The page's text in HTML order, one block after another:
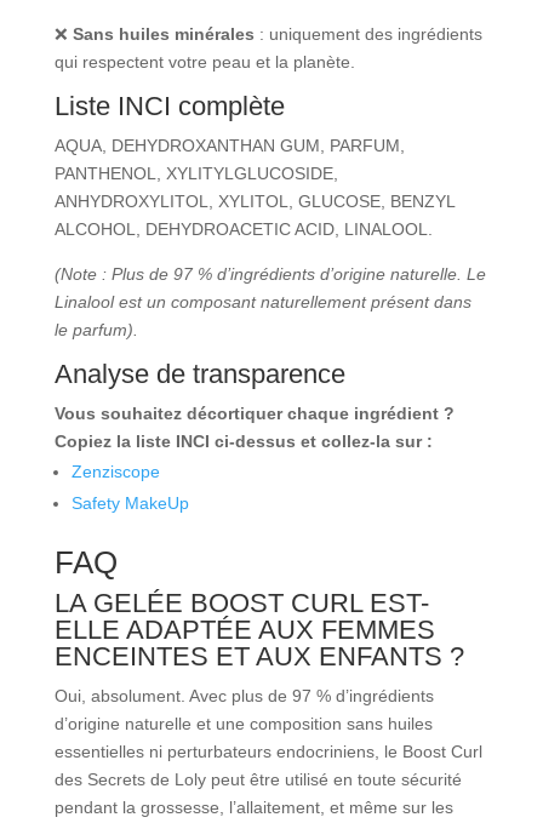
❌ Sans huiles minérales : uniquement des ingrédients
qui respectent votre peau et la planète.
Liste INCI complète
AQUA, DEHYDROXANTHAN GUM, PARFUM,
PANTHENOL, XYLITYLGLUCOSIDE,
ANHYDROXYLITOL, XYLITOL, GLUCOSE, BENZYL
ALCOHOL, DEHYDROACETIC ACID, LINALOOL.
(Note : Plus de 97 % d’ingrédients d’origine naturelle. Le
Linalool est un composant naturellement présent dans
le parfum).
Analyse de transparence
Vous souhaitez décortiquer chaque ingrédient ?
Copiez la liste INCI ci-dessus et collez-la sur :
Zenziscope
Safety MakeUp
FAQ
LA GELÉE BOOST CURL EST-
ELLE ADAPTÉE AUX FEMMES
ENCEINTES ET AUX ENFANTS ?
Oui, absolument. Avec plus de 97 % d’ingrédients
d’origine naturelle et une composition sans huiles
essentielles ni perturbateurs endocriniens, le Boost Curl
des Secrets de Loly peut être utilisé en toute sécurité
pendant la grossesse, l’allaitement, et même sur les